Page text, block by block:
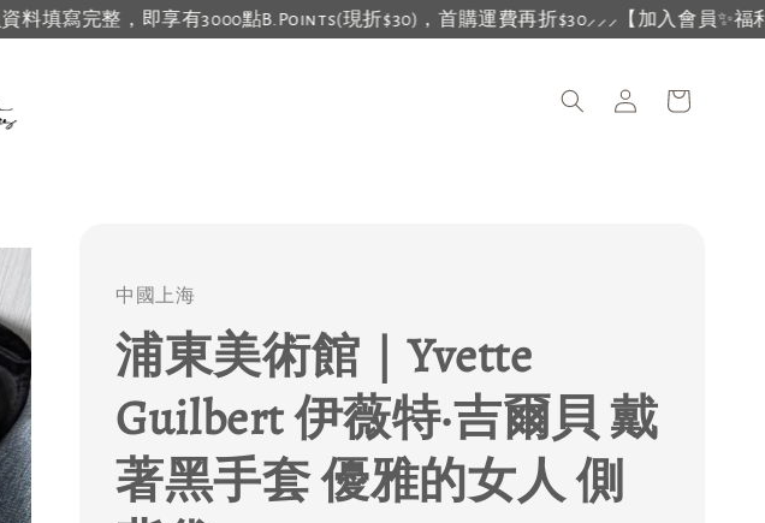
整，即享有3000點B.Points(現折$30)，首購運費再折$30⸝⸝⸝【加入會員✨福利多多】
中國上海
浦東美術館｜Yvette
Guilbert 伊薇特·吉爾貝 戴
著黑手套 優雅的女人 側